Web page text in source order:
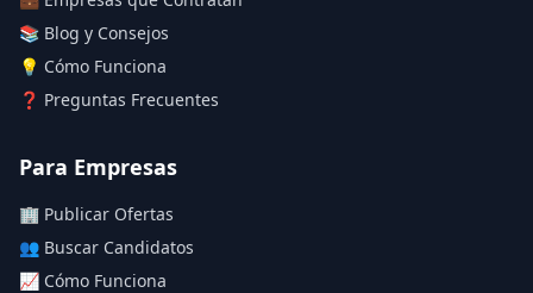
Aplicar filtros
📚 Blog y Consejos
💡 Cómo Funciona
❓ Preguntas Frecuentes
Para Empresas
🏢 Publicar Ofertas
👥 Buscar Candidatos
📈 Cómo Funciona